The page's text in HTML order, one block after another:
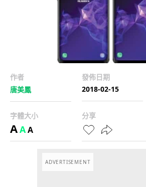
作者
唐美鳳
發佈日期
2018-02-15
字體大小
AAA
分享
ADVERTISEMENT